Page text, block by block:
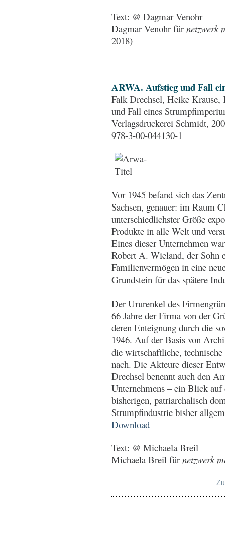
Text: @ Dagmar Venohr
Dagmar Venohr fürnetzwerk
2018)
ARWA. Aufstieg und Fall
Falk Drechsel, Heike
und Fall eines
Verlagsdruckerei Schmidt,
978-3-00-044130-1
Vor 1945 befand sich das
Sachsen, genauer: im Raum
unterschiedlichster Größe
Produkte in alle Welt und
Eines dieser Unternehmen
Robert A. Wieland, der Sohn
Familienvermögen in eine
Grundstein für das spätere
Der Ururenkel des
66 Jahre der Firma von der
deren Enteignung durch die
1946. Auf der Basis von
die wirtschaftliche,
nach. Die Akteure dieser
Drechsel benennt auch den
Unternehmens – ein Blick
bisherigen, patriarchalisch
Strumpfindustrie bisher
Download
Text: @ Michaela Breil
Michaela Breil fürnetzwerk